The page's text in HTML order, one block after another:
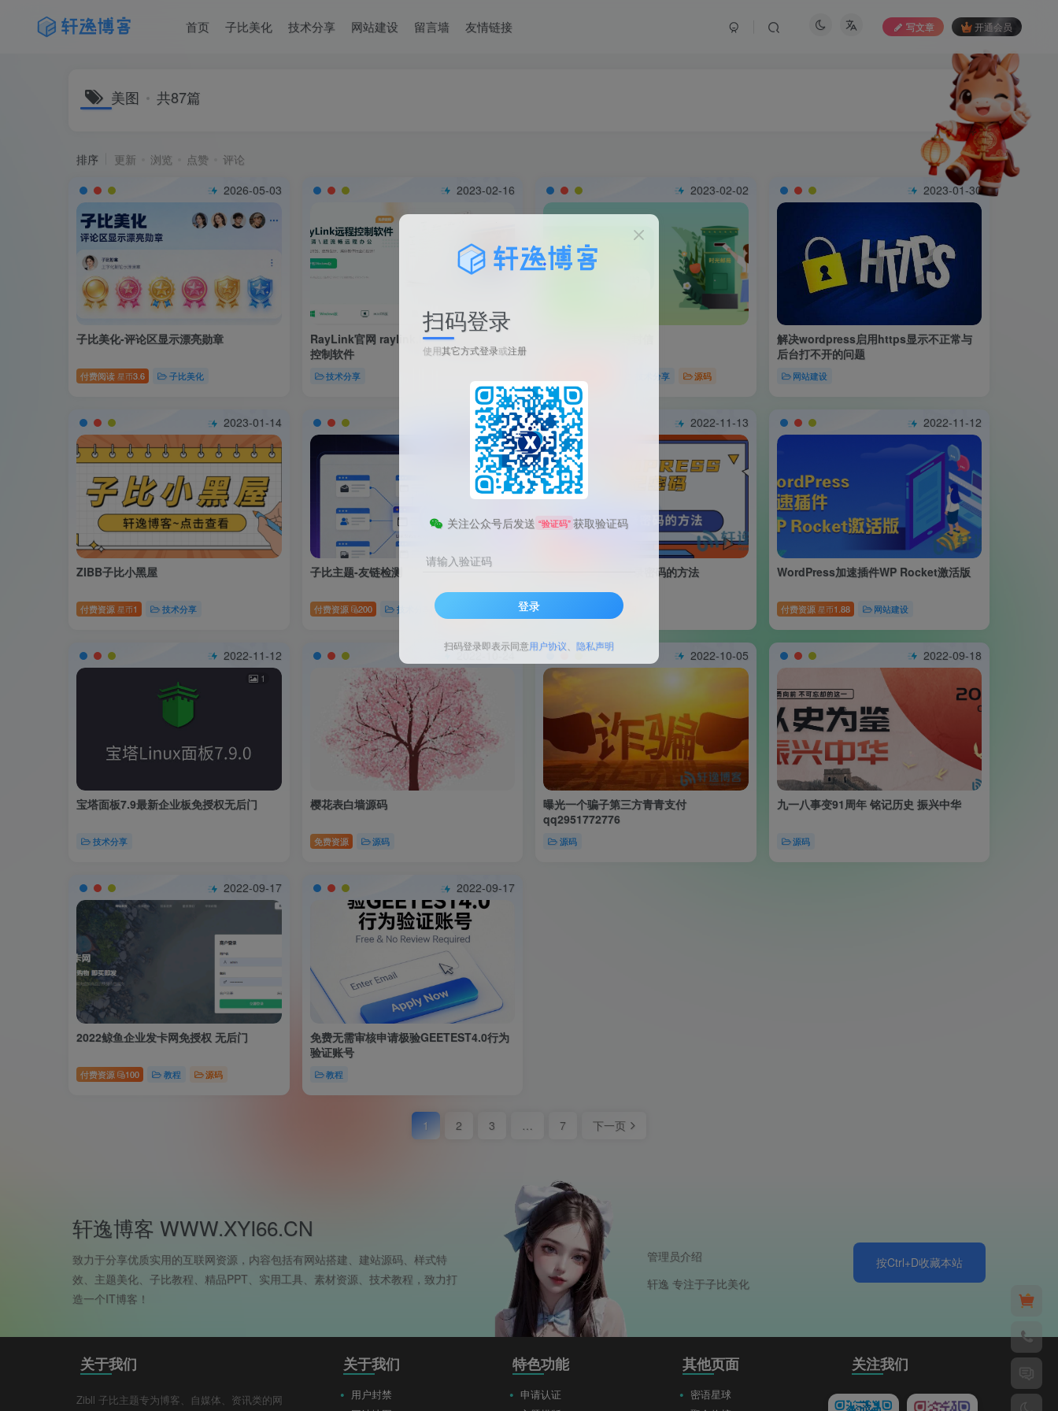
首页 子比美化 技术分享 网站建设 留言墙 友情链接 写文章 开通会员
美图 共87篇
排序 更新 浏览 点赞
评论
2026-05-03
子比美化-评论区显示漂亮勋章
付费阅读 星币3.6 子比美化
2023-02-16
RayLink官网 raylink.live 免费电脑远程
控制软件
技术分享
2023-02-02
技术分享 源码
2023-01-30
解决wordpress启用https显示不正常与
后台打不开的问题
网站建设
2023-01-14
ZIBB子比小黑屋
付费资源 星币1 技术分享
2022-12-11
子比主题-友链检测
付费资源 200 技术分享
2022-11-13
wordpress找回登录密码的方法
教程
2022-11-12
WordPress加速插件WP Rocket激活版
付费资源 星币1.88 网站建设
2022-11-12
1
宝塔面板7.9最新企业板免授权无后门
技术分享
2022-10-24
樱花表白墙源码
免费资源 源码
2022-10-05
曝光一个骗子第三方青青支付
qq2951772776
源码
2022-09-18
九一八事变91周年 铭记历史 振兴中华
源码
2022-09-17
2022鲸鱼企业发卡网免授权 无后门
付费资源 100 教程 源码
2022-09-17
免费无需审核申请极验GEETEST4.0行为
验证账号
教程
1 2 3 … 7 下一页
轩逸博客 WWW.XYI66.CN
致力于分享优质实用的互联网资源，内容包括有网站搭建、建站源码、样式特
效、主题美化、子比教程、精品PPT、实用工具、素材资源、技术教程，致力打
造一个IT博客！
按Ctrl+D收藏本站
管理员介绍
轩逸 专注于子比美化
关于我们
Zibll 子比主题专为博客、自媒体、资讯类的网
关于我们
用户封禁
特色功能
申请认证
其他页面
密语星球
关注我们
扫码登录
使用其它方式登录或注册
关注公众号后发送 “验证码” 获取验证码
请输入验证码
登录
扫码登录即表示同意用户协议 隐私声明